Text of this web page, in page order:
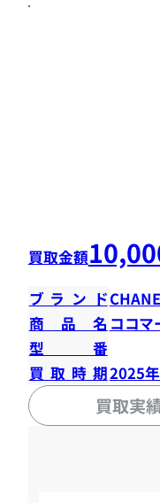
買取金額
ブランド
商品名 ココマ
型番
買取時期2025
買取実